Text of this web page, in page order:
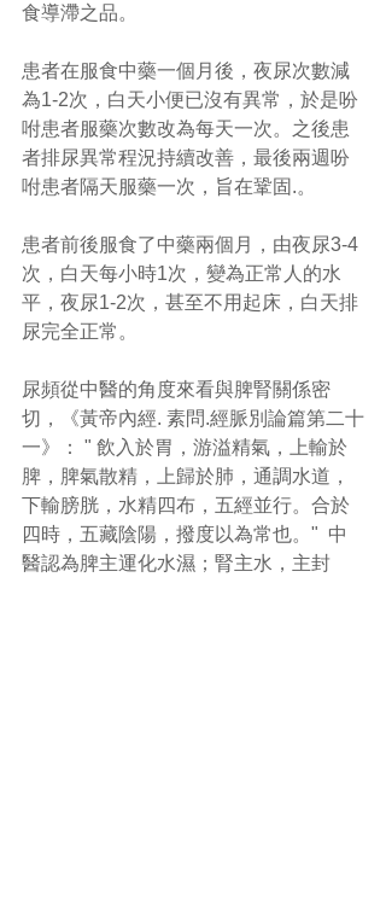
食導滯之品。
患者在服食中藥一個月後，夜尿次數減
為1-2次，白天小便已沒有異常，於是吩
咐患者服藥次數改為每天一次。之後患
者排尿異常程況持續改善，最後兩週吩
咐患者隔天服藥一次，旨在鞏固.。
患者前後服食了中藥兩個月，由夜尿3-4
次，白天每小時1次，變為正常人的水
平，夜尿1-2次，甚至不用起床，白天排
尿完全正常。
尿頻從中醫的角度來看與脾腎關係密
切，《黃帝內經. 素問.經脈別論篇第二十
一》： " 飲入於胃，游溢精氣，上輸於
脾，脾氣散精，上歸於肺，通調水道，
下輸膀胱，水精四布，五經並行。合於
四時，五藏陰陽，撥度以為常也。"  中
醫認為脾主運化水濕；腎主水，主封